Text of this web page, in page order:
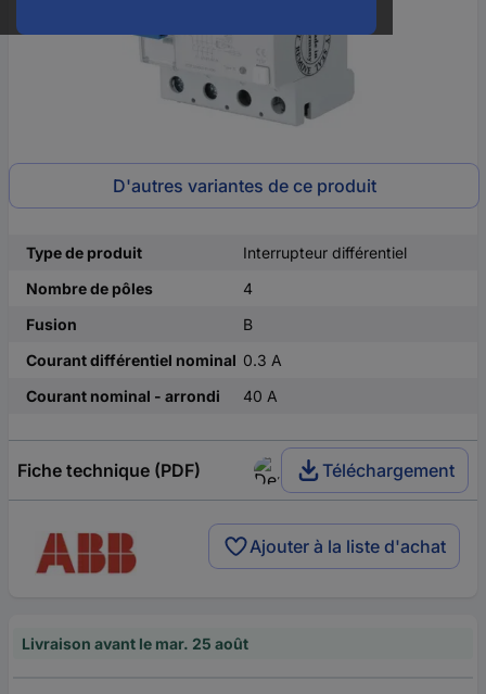
D'autres variantes de ce produit
Type de produit
Interrupteur différentiel
Nombre de pôles
4
Fusion
B
Courant différentiel nominal 0.3 A
Courant nominal - arrondi
40 A
Fiche technique (PDF) Téléchargement
Ajouter à la liste d'achat
Livraison avant le mar. 25 août